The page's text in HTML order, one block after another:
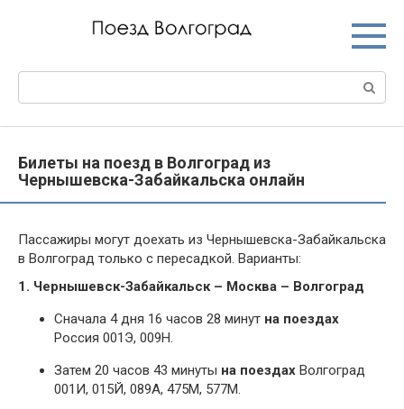
Билеты на поезд в Волгоград из
Чернышевска-Забайкальска онлайн
Пассажиры могут доехать из Чернышевска-Забайкальска
в Волгоград только с пересадкой. Варианты:
1. Чернышевск-Забайкальск – Москва – Волгоград
Сначала 4 дня 16 часов 28 минут на поездах
Россия 001Э, 009Н.
Затем 20 часов 43 минуты на поездах Волгоград
001И, 015Й, 089А, 475М, 577М.